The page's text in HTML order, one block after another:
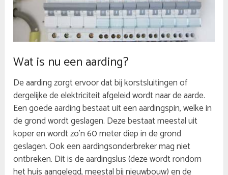
Wat is nu een aarding?
De aarding zorgt ervoor dat bij korstsluitingen of
dergelijke de elektriciteit afgeleid wordt naar de aarde.
Een goede aarding bestaat uit een aardingspin, welke in
de grond wordt geslagen. Deze bestaat meestal uit
koper en wordt zo’n 60 meter diep in de grond
geslagen. Ook een aardingsonderbreker mag niet
ontbreken. Dit is de aardingslus (deze wordt rondom
het huis aangelegd, meestal bij nieuwbouw) en de